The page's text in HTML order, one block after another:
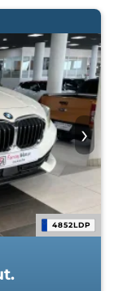
›
4852LDP